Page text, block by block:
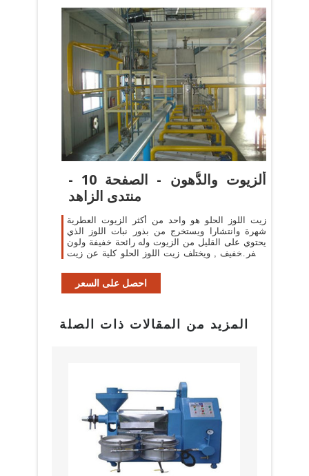
ألزيوت والدُّهون - الصفحة 10 -
منتدى الزاهد
زيت اللوز الحلو هو واحد من أكثر الزيوت العطرية
شهرة وانتشارا ويستخرج من بذور نبات اللوز الذي
يحتوي على القليل من الزيوت وله رائحة خفيفة ولون
أصفر خفيف , ويختلف زيت اللوز الحلو كلية عن زيت
احصل على السعر
المزيد من المقالات ذات الصلة